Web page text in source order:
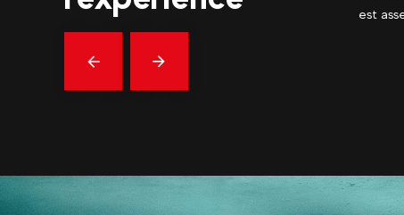
Précédent
En
particulier. Équipe sympathique et professionnelle.
glace !